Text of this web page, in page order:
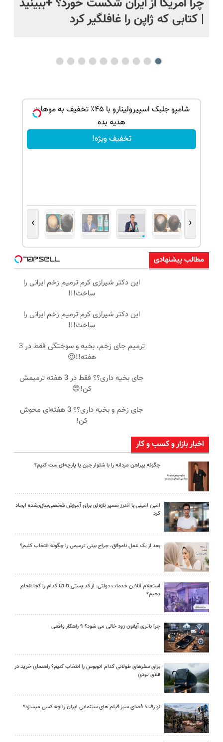
| کتابی که ژاپن را غافلگیر کرد
شامپو جلبک اسپیرولینارو با ۴۵٪ تخفیف به موهات
هدیه بده
تخفیف ویژه!
‹
›
مطالب پیشنهادی
این دکتر شیرازی کرم ترمیم زخم ایرانی را
ساخت!!!
این دکتر شیرازی کرم ترمیم زخم ایرانی را
ساخت!!!
ترمیم جای زخم، بخیه و سوختگی فقط در 3
هفته!!😍
جای بخیه داری؟؟ فقط در 3 هفته ترمیمش
کن!😍
جای زخم و بخیه داری؟؟ 3 هفته‌ای محوش
کن!
اخبار بازار و کسب و کار
چگونه پیراهن مردانه را با شلوار جین یا پارچه‌ای ست کنیم؟
امین امینی با اندرز مسیر تازه‌ای برای آموزش شخصی‌سازی‌شده ایجاد
کرد
بعد از یک عمل ناموفق، جراح بینی ترمیمی را چگونه انتخاب کنیم؟
استعلام آنلاین خدمات دولتی: از کد پستی تا ثنا کدام را کجا انجام
دهیم؟
چرا باتری آیفون زود خالی می شود؟ ۹ راهکار واقعی
برای سفرهای طولانی کدام اتوبوس را انتخاب کنیم؟ راهنمای خرید در
فلای تودی
لو رفت! فضای سبز فیلم های سینمایی ایران را چه کسی میسازد؟